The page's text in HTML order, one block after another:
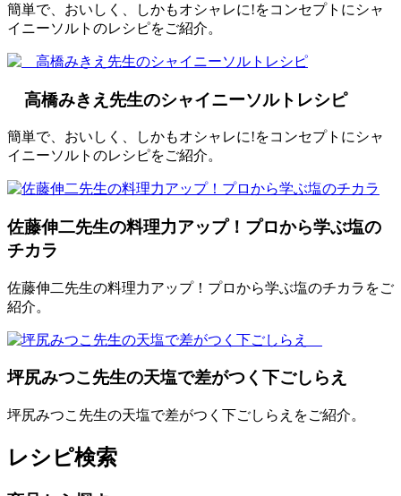
簡単で、おいしく、しかもオシャレに!をコンセプトにシャ
イニーソルトのレシピをご紹介。
高橋みきえ先生のシャイニーソルトレシピ
簡単で、おいしく、しかもオシャレに!をコンセプトにシャ
イニーソルトのレシピをご紹介。
佐藤伸二先生の料理力アップ！プロから学ぶ塩の
チカラ
佐藤伸二先生の料理力アップ！プロから学ぶ塩のチカラをご
紹介。
坪尻みつこ先生の天塩で差がつく下ごしらえ
坪尻みつこ先生の天塩で差がつく下ごしらえをご紹介。
レシピ検索